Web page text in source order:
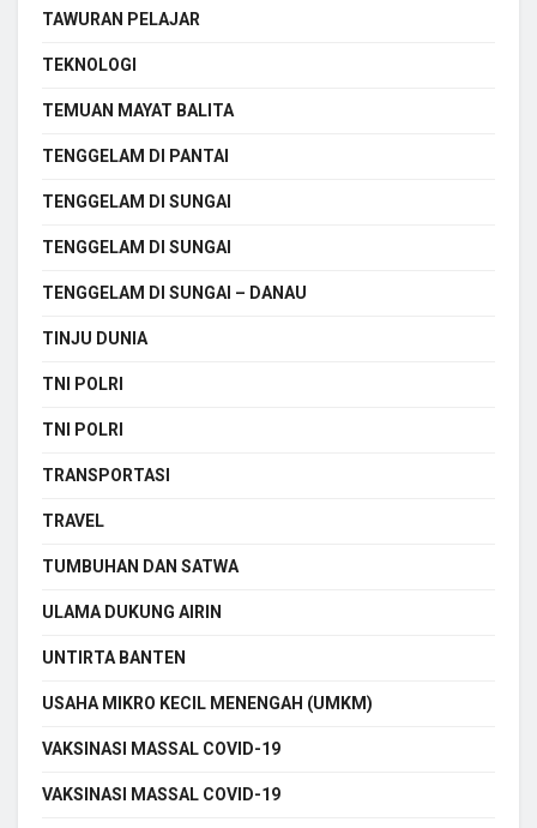
TAWURAN PELAJAR
TEKNOLOGI
TEMUAN MAYAT BALITA
TENGGELAM DI PANTAI
TENGGELAM DI SUNGAI
TENGGELAM DI SUNGAI
TENGGELAM DI SUNGAI – DANAU
TINJU DUNIA
TNI POLRI
TNI POLRI
TRANSPORTASI
TRAVEL
TUMBUHAN DAN SATWA
ULAMA DUKUNG AIRIN
UNTIRTA BANTEN
USAHA MIKRO KECIL MENENGAH (UMKM)
VAKSINASI MASSAL COVID-19
VAKSINASI MASSAL COVID-19